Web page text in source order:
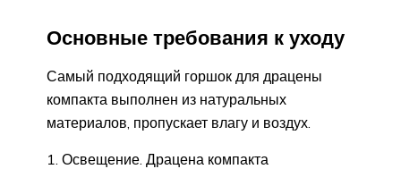
Основные требования к уходу
Самый подходящий горшок для драцены
компакта выполнен из натуральных
материалов, пропускает влагу и воздух.
Освещение. Драцена компакта